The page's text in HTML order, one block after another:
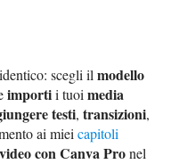
scegli ilmodello
importii tuoimedia
testi,transizioni,
ai mieicapitoli
con Canva Pronel